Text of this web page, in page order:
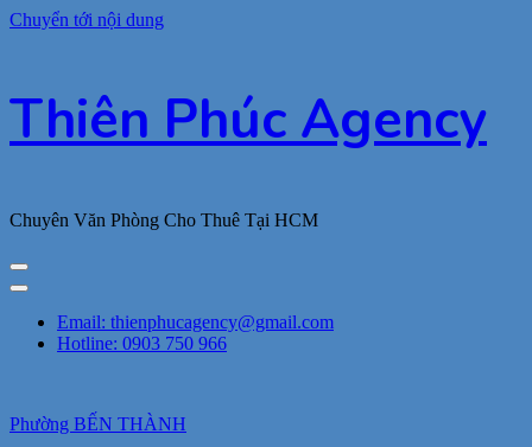
Chuyển tới nội dung
Thiên Phúc Agency
Chuyên Văn Phòng Cho Thuê Tại HCM
Email: thienphucagency@gmail.com
Hotline: 0903 750 966
Phường BẾN THÀNH